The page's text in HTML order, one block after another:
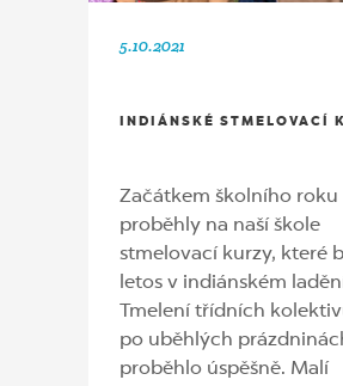
5.10.2021
INDIÁNSKÉ STMELOVACÍ
Začátkem školního roku
proběhly na naší škole
stmelovací kurzy, které
letos v indiánském
Tmelení třídních
po uběhlých
proběhlo úspěšně. Malí